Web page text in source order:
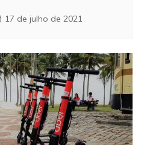
17 de julho de 2021